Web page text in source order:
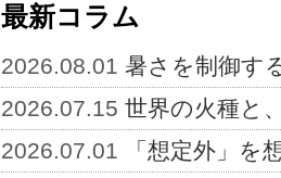
最新コラム
2026.08.01 暑さを制御す
2026.07.15 世界の火種と
2026.07.01
「想定外」を